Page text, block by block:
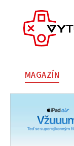
MAGAZÍN